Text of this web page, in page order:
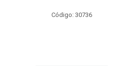
Código: 30736